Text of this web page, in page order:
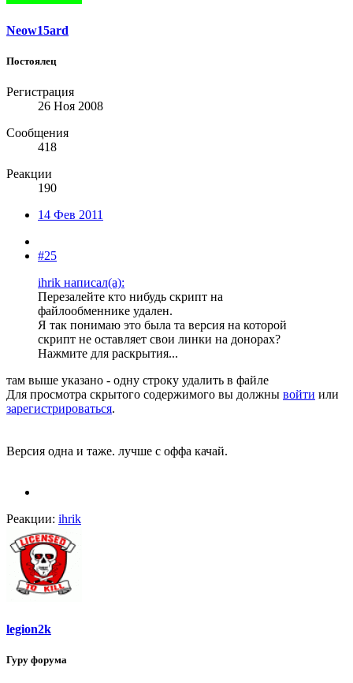
Neow15ard
Постоялец
Регистрация
26 Ноя 2008
Сообщения
418
Реакции
190
14 Фев 2011
#25
ihrik написал(а):
Перезалейте кто нибудь скрипт на
файлообменнике удален.
Я так понимаю это была та версия на которой
скрипт не оставляет свои линки на донорах?
Нажмите для раскрытия...
там выше указано - одну строку удалить в файле
Для просмотра скрытого содержимого вы должны войти или
зарегистрироваться.
Версия одна и таже. лучше с оффа качай.
Реакции: ihrik
legion2k
Гуру форума